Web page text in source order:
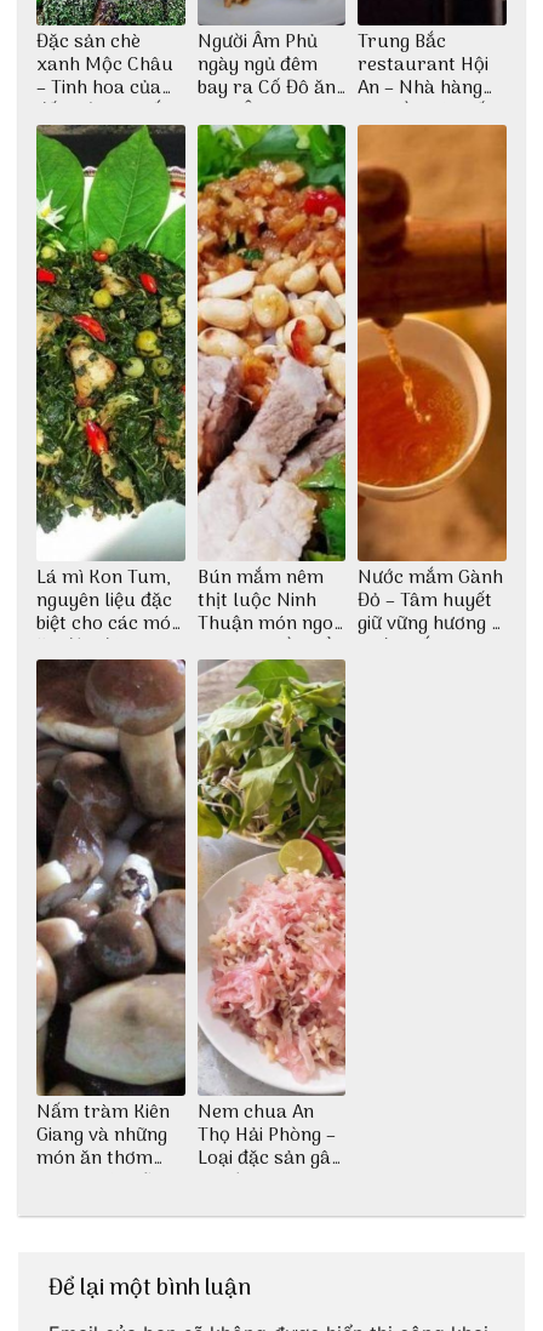
Đặc sản chè
xanh Mộc Châu
– Tinh hoa của
đất trời Tây Bắc
Người Âm Phủ
ngày ngủ đêm
bay ra Cố Đô ăn
Cơm Âm Phủ
Huế
Trung Bắc
restaurant Hội
An – Nhà hàng
cao lầu có thiết
kế vô cùng ấn
tượng giữa lòng
phố Hội
Lá mì Kon Tum,
nguyên liệu đặc
biệt cho các món
ăn độc đáo
Bún mắm nêm
thịt luộc Ninh
Thuận món ngon
dân dã miền biển
Nước mắm Gành
Đỏ – Tâm huyết
giữ vững hương vị
nước mắm sau
Nấm tràm Kiên
Giang và những
món ăn thơm
ngon khó cưỡng
Nem chua An
Thọ Hải Phòng –
Loại đặc sản gây
nghiện
Để lại một bình luận